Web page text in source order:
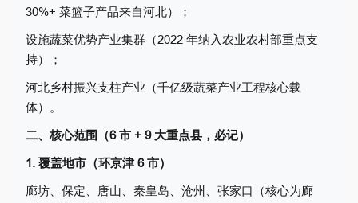
30%+ 菜篮子产品来自河北）；
设施蔬菜优势产业集群（2022 年纳入农业农村部重点支
持）；
河北乡村振兴支柱产业（千亿级蔬菜产业工程核心载
体）。
二、核心范围（6 市 + 9 大重点县，必记）
1. 覆盖地市（环京津 6 市）
廊坊、保定、唐山、秦皇岛、沧州、张家口（核心为廊